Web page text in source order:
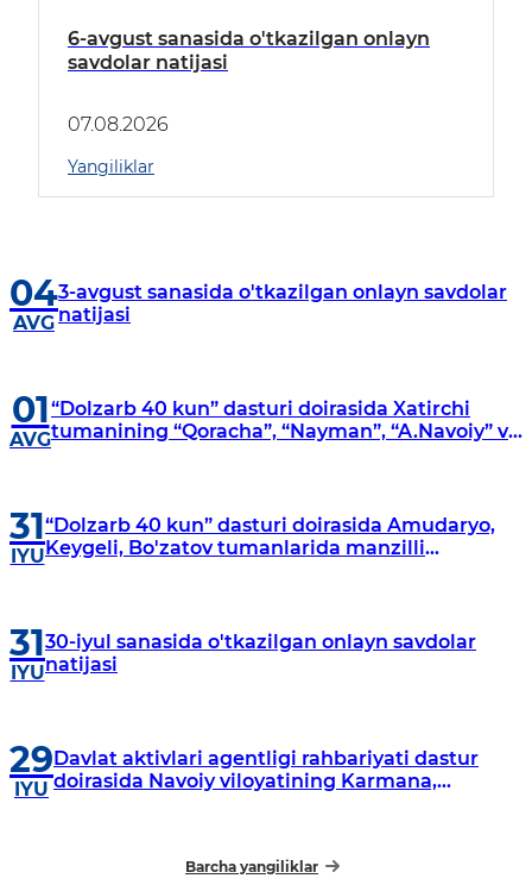
6-avgust sanasida o'tkazilgan onlayn
savdolar natijasi
07.08.2026
Yangiliklar
04
AVG
3-avgust sanasida o'tkazilgan onlayn savdolar
natijasi
01
AVG
“Dolzarb 40 kun” dasturi doirasida Xatirchi
tumanining “Qoracha”, “Nayman”, “A.Navoiy” va
31
IYU
“Dolzarb 40 kun” dasturi doirasida Amudaryo,
Keygeli, Bo'zatov tumanlarida manzilli
31
IYU
30-iyul sanasida o'tkazilgan onlayn savdolar
natijasi
29
IYU
Davlat aktivlari agentligi rahbariyati dastur
doirasida Navoiy viloyatining Karmana,
Barcha yangiliklar